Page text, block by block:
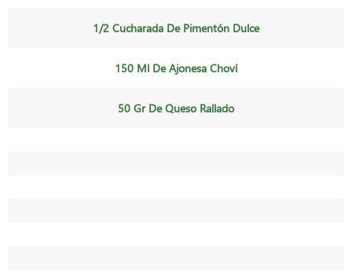
1/2 Cucharada De Pimentón Dulce
150 Ml De Ajonesa Choví
50 Gr De Queso Rallado